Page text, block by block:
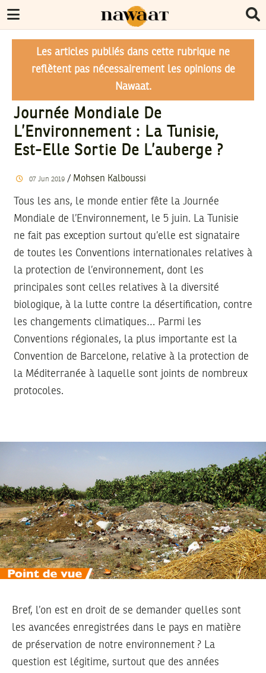
Les articles publiés dans cette rubrique ne
reflètent pas nécessairement les opinions de
Nawaat.
Journée Mondiale De
L’Environnement : La Tunisie,
Est-Elle Sortie De L’auberge ?
07 Jun 2019/ Mohsen Kalboussi
Tous les ans, le monde entier fête la Journée
Mondiale de l’Environnement, le 5 juin. La Tunisie
ne fait pas exception surtout qu’elle est signataire
de toutes les Conventions internationales relatives à
la protection de l’environnement, dont les
principales sont celles relatives à la diversité
biologique, à la lutte contre la désertification, contre
les changements climatiques… Parmi les
Conventions régionales, la plus importante est la
Convention de Barcelone, relative à la protection de
la Méditerranée à laquelle sont joints de nombreux
protocoles.
Bref, l’on est en droit de se demander quelles sont
les avancées enregistrées dans le pays en matière
de préservation de notre environnement ? La
question est légitime, surtout que des années